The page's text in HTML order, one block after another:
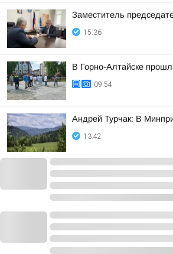
Заместитель
15:36
В Горно-Алтайске
09:54
Андрей Турчак: В
13:42